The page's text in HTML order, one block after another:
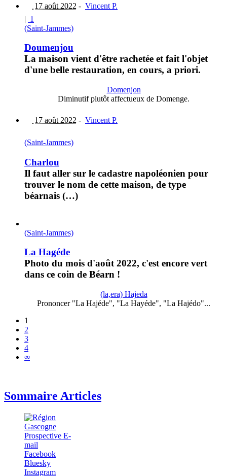
17 août 2022 - Vincent P.
| 1
(Saint-Jammes)
Doumenjou
La maison vient d'être rachetée et fait l'objet
d'une belle restauration, en cours, a priori.
Domenjon
Diminutif plutôt affectueux de Domenge.
17 août 2022 - Vincent P.
(Saint-Jammes)
Charlou
Il faut aller sur le cadastre napoléonien pour
trouver le nom de cette maison, de type
béarnais (…)
(Saint-Jammes)
La Hagéde
Photo du mois d'août 2022, c'est encore vert
dans ce coin de Béarn !
(la,era) Hajeda
Prononcer "La Hajéde", "La Hayéde", "La Hajédo"...
1
2
3
4
∞
Sommaire Articles